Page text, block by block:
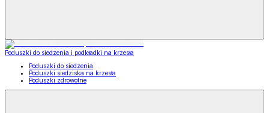
Poduszki do siedzenia i podkładki na krzesła
Poduszki do siedzenia
Poduszki siedziska na krzesła
Poduszki zdrowotne